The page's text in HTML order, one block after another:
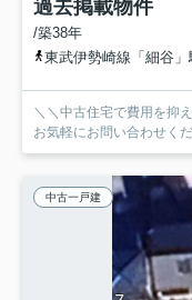
過去掲載物件
/築38年
東武伊勢崎線「細谷
＼＼中古住宅で費用を抑
お気軽にお問い合わせくだ
中古一戸建